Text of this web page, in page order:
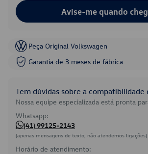
Avise-me quando
Peça Original Volkswagen
Garantia de 3 meses de fábrica
Tem dúvidas sobre a compatibilidade
Nossa equipe especializada está pronta
Whatsapp:
(41) 99125-2143
(apenas mensagens de texto, não atendemos ligações)
Horário de atendimento: